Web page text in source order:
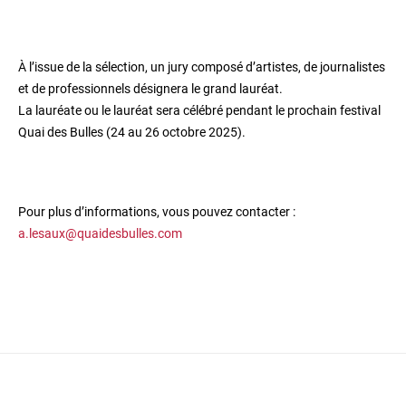
À l’issue de la sélection, un jury composé d’artistes, de journalistes
et de professionnels désignera le grand lauréat.
La lauréate ou le lauréat sera célébré pendant le prochain festival
Quai des Bulles (24 au 26 octobre 2025).
Pour plus d’informations, vous pouvez contacter :
a.lesaux@quaidesbulles.com